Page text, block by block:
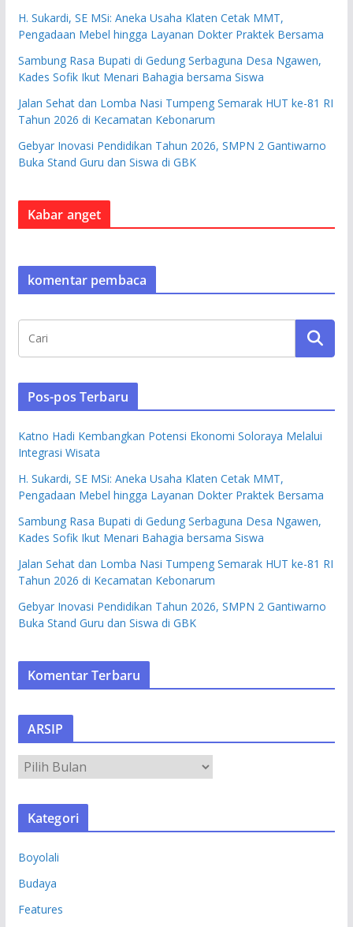
H. Sukardi, SE MSi: Aneka Usaha Klaten Cetak MMT,
Pengadaan Mebel hingga Layanan Dokter Praktek Bersama
Sambung Rasa Bupati di Gedung Serbaguna Desa Ngawen,
Kades Sofik Ikut Menari Bahagia bersama Siswa
Jalan Sehat dan Lomba Nasi Tumpeng Semarak HUT ke-81 RI
Tahun 2026 di Kecamatan Kebonarum
Gebyar Inovasi Pendidikan Tahun 2026, SMPN 2 Gantiwarno
Buka Stand Guru dan Siswa di GBK
Kabar anget
komentar pembaca
Pos-pos Terbaru
Katno Hadi Kembangkan Potensi Ekonomi Soloraya Melalui
Integrasi Wisata
H. Sukardi, SE MSi: Aneka Usaha Klaten Cetak MMT,
Pengadaan Mebel hingga Layanan Dokter Praktek Bersama
Sambung Rasa Bupati di Gedung Serbaguna Desa Ngawen,
Kades Sofik Ikut Menari Bahagia bersama Siswa
Jalan Sehat dan Lomba Nasi Tumpeng Semarak HUT ke-81 RI
Tahun 2026 di Kecamatan Kebonarum
Gebyar Inovasi Pendidikan Tahun 2026, SMPN 2 Gantiwarno
Buka Stand Guru dan Siswa di GBK
Komentar Terbaru
ARSIP
R
S
Kategori
Boyolali
Budaya
Features